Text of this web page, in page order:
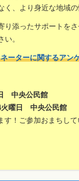
く、より身近な地域の
り添ったサポートを
。
ーターに関するアン
中央公民館
火曜日 中央公民館
す！ご参加おまちして